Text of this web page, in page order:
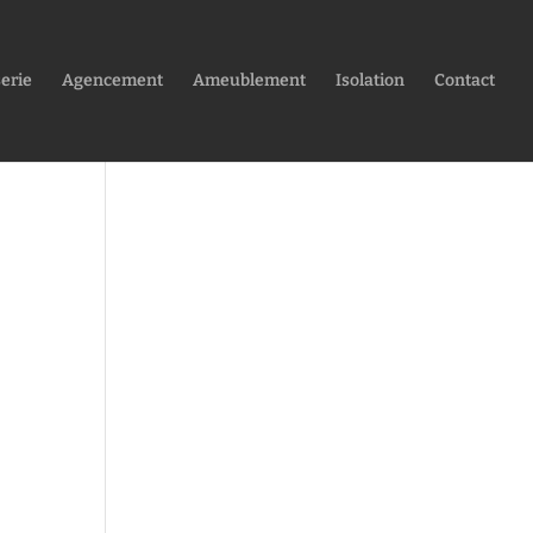
Agencement Ameublement Isolation Contact